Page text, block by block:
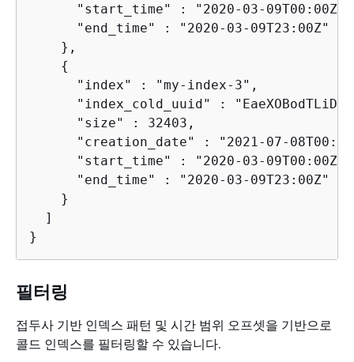
      "start_time" : "2020-03-09T00:00Z",
      "end_time" : "2020-03-09T23:00Z"
    },
{
      "index" : "my-index-3",
"index_cold_uuid" :
      "size" : 32403,
"creation_date" : "2021-07-
      "start_time" : "2020-03-09T00:00Z",
      "end_time" : "2020-03-09T23:00Z"
    }
  ]
}
필터링
접두사 기반 인덱스 패턴 및 시간 범위 오프셋을 기반으로
콜드 인덱스를 필터링할 수 있습니다.